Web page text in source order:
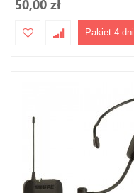
50,00 zł
Pakiet 4 dni